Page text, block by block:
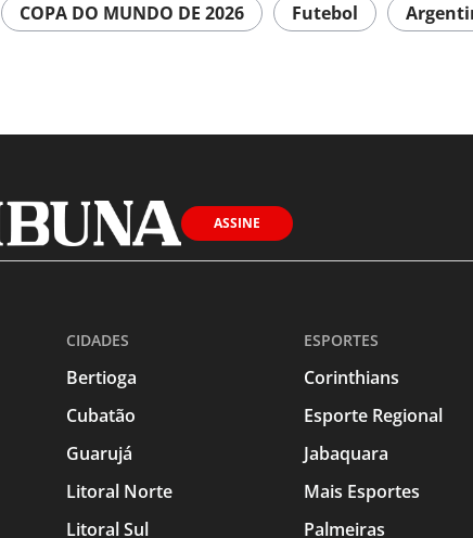
COPA DO MUNDO DE 2026 Futebol
ASSINE
CIDADES
Bertioga
Cubatão
Guarujá
Litoral Norte
Litoral Sul
ESPORTES
Corinthians
Esporte Regional
Jabaquara
Mais Esportes
Palmeiras